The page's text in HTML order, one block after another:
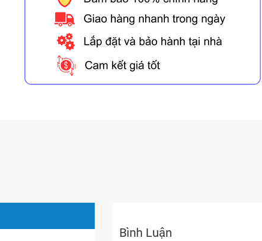
Bình Luận